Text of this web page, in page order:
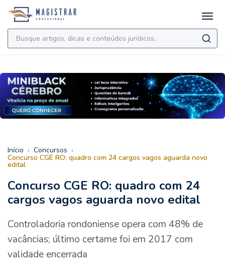
Início › Concursos ›
Concurso CGE RO: quadro com 24 cargos vagos aguarda novo
edital
Concurso CGE RO: quadro com 24
cargos vagos aguarda novo edital
Controladoria rondoniense opera com 48% de
vacâncias; último certame foi em 2017 com
validade encerrada